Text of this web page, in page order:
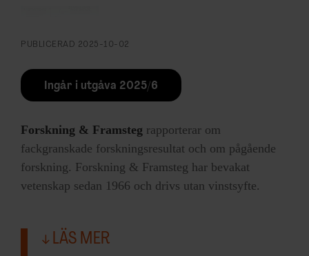
Så funkar
Klicka för att se infografiken.
F&F:s nyhetsbrev!
PUBLICERAD 2025-10-02
Ingår i utgåva 2025/6
Forskning & Framsteg rapporterar om
fackgranskade forskningsresultat och om pågående
forskning. Forskning & Framsteg har bevakat
vetenskap sedan 1966 och drivs utan vinstsyfte.
LÄS MER